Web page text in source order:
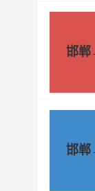
邯郸
邯
邯